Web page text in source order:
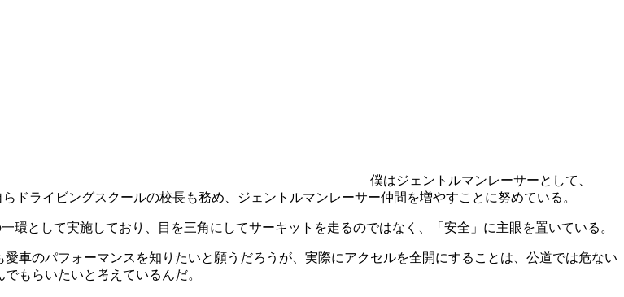
僕はジェントルマンレーサーとして、
ドライビングスクールの校長も務め、ジェントルマンレーサー仲間を増やすことに努めている。
環として実施しており、目を三角にしてサーキットを走るのではなく、「安全」に主眼を置いている。
車のパフォーマンスを知りたいと願うだろうが、実際にアクセルを全開にすることは、公道では危ない
もらいたいと考えているんだ。